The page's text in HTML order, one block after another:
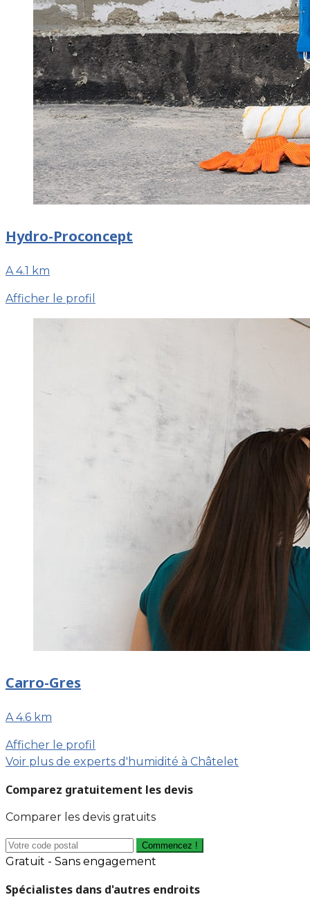
Hydro-Proconcept
A 4.1 km
Afficher le profil
Carro-Gres
A 4.6 km
Afficher le profil
Voir plus de experts d'humidité à Châtelet
Comparez gratuitement les devis
Comparer les devis gratuits
Commencez !
Gratuit - Sans engagement
Spécialistes dans d'autres endroits